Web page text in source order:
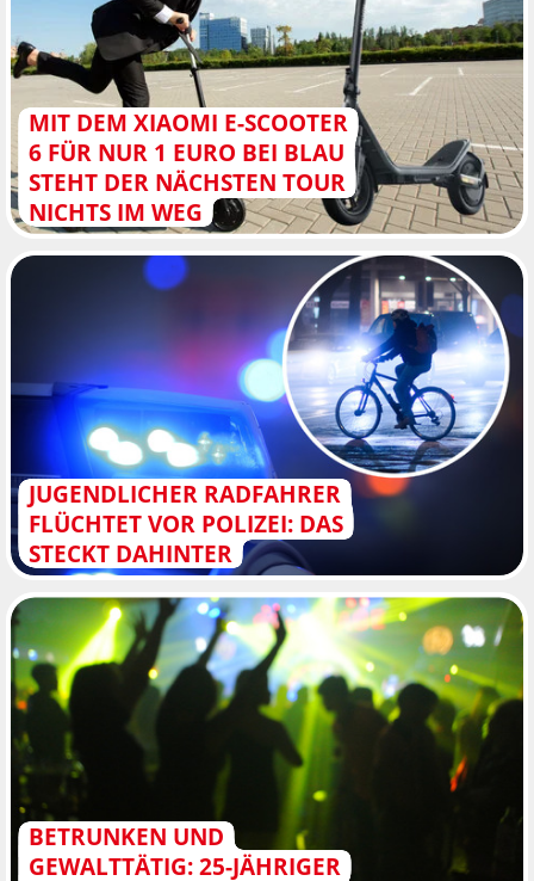
MIT DEM XIAOMI E-SCOOTER
6 FÜR NUR 1 EURO BEI BLAU
STEHT DER NÄCHSTEN TOUR
NICHTS IM WEG
JUGENDLICHER RADFAHRER
FLÜCHTET VOR POLIZEI: DAS
STECKT DAHINTER
BETRUNKEN UND
GEWALTTÄTIG: 25-JÄHRIGER